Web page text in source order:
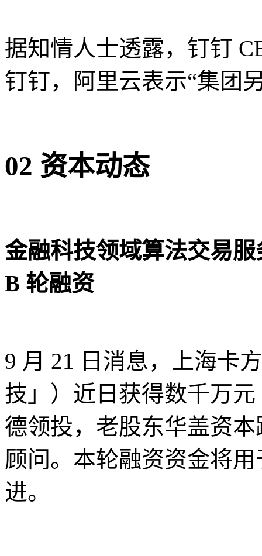
据知情人士透露，钉钉
钉钉，阿里云表示“集团
02 资本动态
金融科技领域算法交易
B 轮融资
9 月 21 日消息，上海卡
技」）近日获得数千万
德领投，老股东华盖资
顾问。本轮融资资金将
进。